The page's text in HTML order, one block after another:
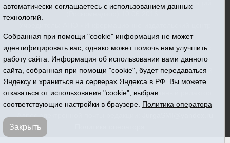
«Призыв»
Все права защищены © При использовании материалов
ссылка обязательна
Адрес редакции: 627250, Тюменская область, Юргинский
район, с. Юргинское, ул. Центральная, 49
Телефон: 8(34543)2-46-89. Директор - главный редактор
Галина Васильевна Ниязова
Адрес электронной почты редакции:
автоматически соглашаетесь с использованием данных
технологий.
Собранная при помощи "cookie" информация не может
идентифицировать вас, однако может помочь нам улучшить
работу сайта. Информация об использовании вами данного
сайта, собранная при помощи "cookie", будет передаваться
Яндексу и храниться на серверах Яндекса в РФ. Вы можете
отказаться от использования "cookie", выбрав
соответствующие настройки в браузере. Политика оператора
Закрыть